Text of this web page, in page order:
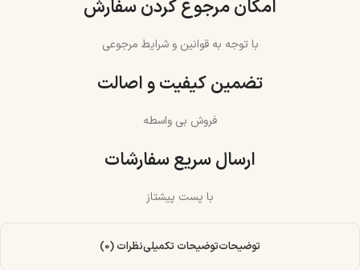
امکان مرجوع کردن سفارش
با توجه به قوانین و شرایط مرجوعی
تضمین کیفیت و اصالت
فروش بی واسطه
ارسال سریع سفارشات
با پست پیشتاز
توضیحاتتوضیحات تکمیلینظرات (0)